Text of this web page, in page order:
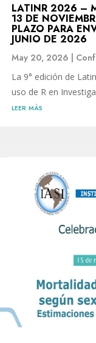
LATINR 2026 –
13 DE
PLAZO PARA
JUNIO DE 2026
May 20, 2026 |
La 9° edición de
uso de R en
leer más